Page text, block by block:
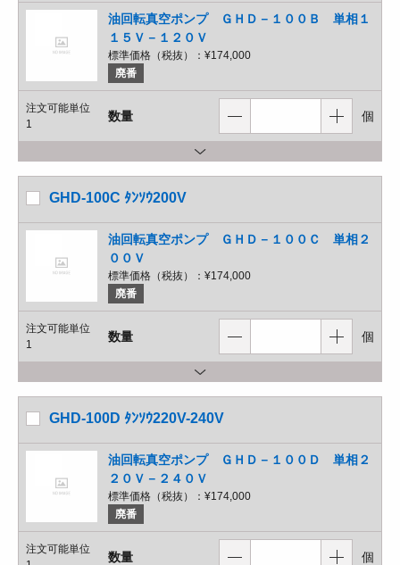
油回転真空ポンプ ＧＨＤ－１００Ｂ 単相１
１５Ｖ－１２０Ｖ
標準価格（税抜）： ¥174,000
廃番
注文可能単位
1
数量 個
GHD-100C ﾀﾝｿｳ200V
油回転真空ポンプ ＧＨＤ－１００Ｃ 単相２
００Ｖ
標準価格（税抜）： ¥174,000
廃番
注文可能単位
1
数量 個
GHD-100D ﾀﾝｿｳ220V-240V
油回転真空ポンプ ＧＨＤ－１００Ｄ 単相２
２０Ｖ－２４０Ｖ
標準価格（税抜）： ¥174,000
廃番
注文可能単位
数量 個